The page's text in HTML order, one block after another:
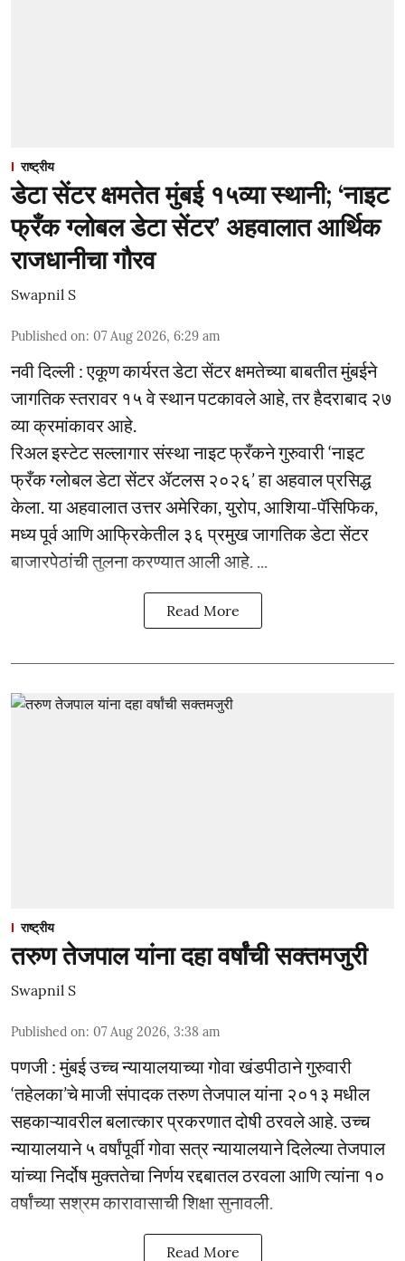
राष्ट्रीय
डेटा सेंटर क्षमतेत मुंबई १५व्या स्थानी; ‘नाइट
फ्रँक ग्लोबल डेटा सेंटर’ अहवालात आर्थिक
राजधानीचा गौरव
Swapnil S
Published on: 07 Aug 2026, 6:29 am
नवी दिल्ली : एकूण कार्यरत डेटा सेंटर क्षमतेच्या बाबतीत मुंबईने
जागतिक स्तरावर १५ वे स्थान पटकावले आहे, तर हैदराबाद २७
व्या क्रमांकावर आहे.
रिअल इस्टेट सल्लागार संस्था नाइट फ्रँकने गुरुवारी ‘नाइट
फ्रँक ग्लोबल डेटा सेंटर ॲटलस २०२६’ हा अहवाल प्रसिद्ध
केला. या अहवालात उत्तर अमेरिका, युरोप, आशिया-पॅसिफिक,
मध्य पूर्व आणि आफ्रिकेतील ३६ प्रमुख जागतिक डेटा सेंटर
बाजारपेठांची तुलना करण्यात आली आहे. ...
Read More
राष्ट्रीय
तरुण तेजपाल यांना दहा वर्षांची सक्तमजुरी
Swapnil S
Published on: 07 Aug 2026, 3:38 am
पणजी : मुंबई उच्च न्यायालयाच्या गोवा खंडपीठाने गुरुवारी
‘तहेलका’चे माजी संपादक तरुण तेजपाल यांना २०१३ मधील
सहकाऱ्यावरील बलात्कार प्रकरणात दोषी ठरवले आहे. उच्च
न्यायालयाने ५ वर्षांपूर्वी गोवा सत्र न्यायालयाने दिलेल्या तेजपाल
यांच्या निर्दोष मुक्ततेचा निर्णय रद्दबातल ठरवला आणि त्यांना १०
वर्षांच्या सश्रम कारावासाची शिक्षा सुनावली.
Read More